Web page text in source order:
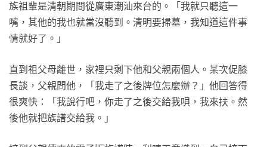
族祖輩是清朝期間從廣東潮汕來台的。「我就只聽這一
嘴，其他的我也就當沒聽到。清明要掃墓，我知道這件事
情就好了。」
直到祖父母離世，家裡只剩下他和父親兩個人。某次促膝
長談，父親問他，「我走了之後牌位怎麼辦？」他回答得
很爽快：「我說行吧，你走了之後交給我唄，我來扶。然
後他就把族譜交給我。」